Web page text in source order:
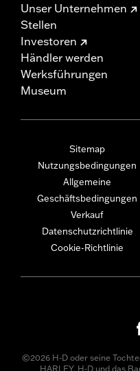
Unser Unternehmen
Stellen
Investoren
Händler werden
Werksführungen
Museum
Sitemap
Nutzungsbedingungen
Allgemeine
Geschäftsbedingungen
Verkauf
Datenschutzrichtlinie
Cookie-Richtlinie
©2026 H-D oder seine
HARLEY, H-D und das